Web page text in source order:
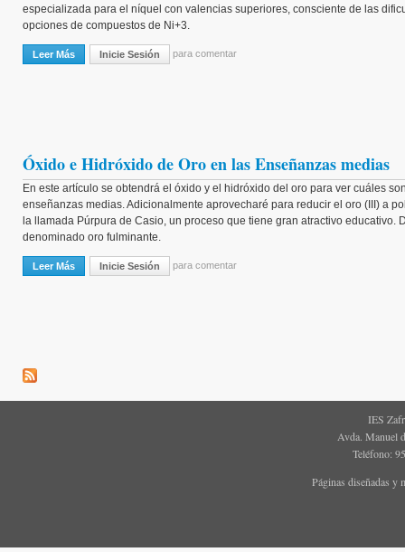
especializada para el níquel con valencias superiores, consciente de las
opciones de compuestos de Ni+3.
Leer Más Sobre Óxido E Hidróxido E Níquel En Las Enseñanzas Medias
Inicie Sesión para comentar
Óxido e Hidróxido de Oro en las Enseñanzas medias
En este artículo se obtendrá el óxido y el hidróxido del oro para ver cuáles
enseñanzas medias. Adicionalmente aprovecharé para reducir el oro (III) a
la llamada Púrpura de Casio, un proceso que tiene gran atractivo
denominado oro fulminante.
Leer Más Sobre Óxido E Hidróxido De Oro En Las Enseñanzas Medias
Inicie Sesión para comentar
IES
Avda. Manuel
Teléfono:
Páginas diseñadas y